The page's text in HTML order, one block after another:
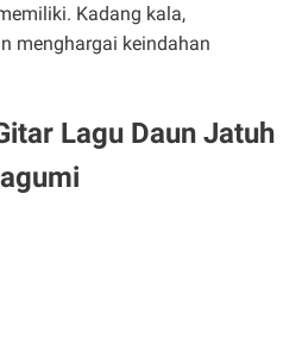
Kadang kala,
menghargai keindahan
Lagu Daun Jatuh